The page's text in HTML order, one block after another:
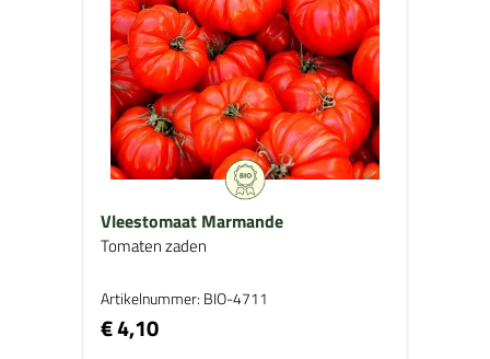
Vleestomaat Marmande
Tomaten zaden
Artikelnummer: BIO-4711
€ 4,10